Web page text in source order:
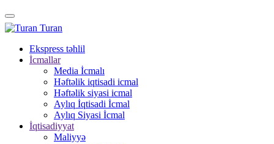
Turan
Ekspress təhlil
İcmallar
Media İcmalı
Həftəlik iqtisadi icmal
Həftəlik siyasi icmal
Aylıq İqtisadi İcmal
Aylıq Siyasi İcmal
İqtisadiyyat
Maliyyə